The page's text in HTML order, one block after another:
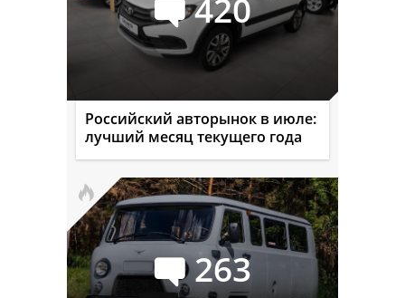
Российский авторынок в июле:
лучший месяц текущего года
263